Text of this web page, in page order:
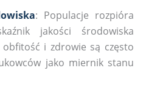
: Populacje rozpióra
jakości środowiska
i zdrowie są często
jako miernik stanu